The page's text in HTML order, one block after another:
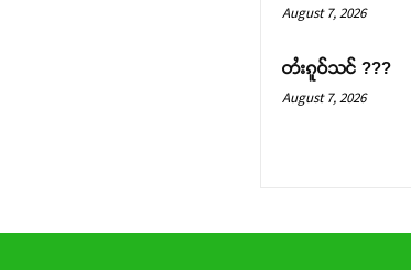
August 7, 2026
တႆးၵူဝ်သင် ???
August 7, 2026